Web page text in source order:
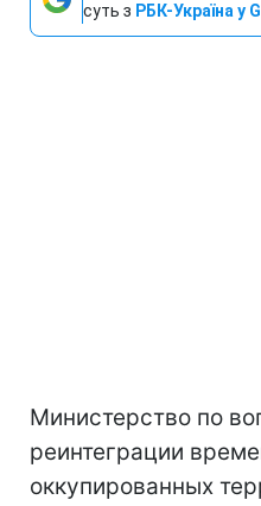
суть з РБК-Україна у
Министерство по
реинтеграции
оккупированных